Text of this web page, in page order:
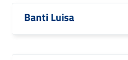
Banti Luisa